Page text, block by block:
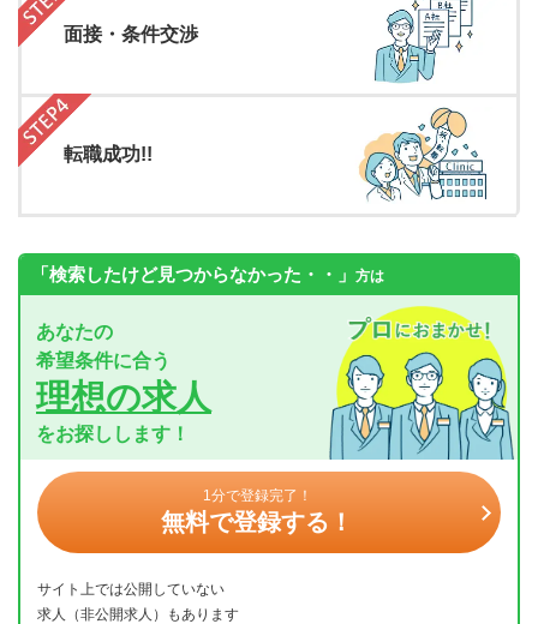
面接・条件交渉
転職成功!!
「検索したけど見つからなかった・・」 方は
あなたの
希望条件に合う
理想の求人
をお探しします！
1分で登録完了！
無料で登録する！
サイト上では公開していない
求人（非公開求人）もあります